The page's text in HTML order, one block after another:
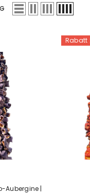
Aubergine |
Rabatt